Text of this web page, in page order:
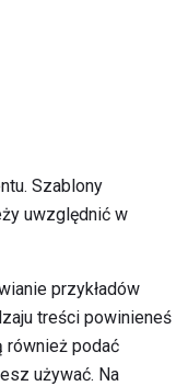
Szablony
uwzględnić w
przykładów
treści powinieneś
również podać
używać. Na